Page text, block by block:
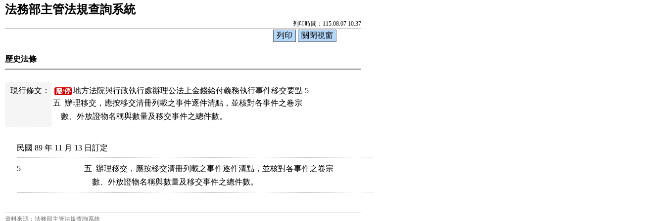
法務部主管法規查詢系統
列印時間：115.08.07 10:37
歷史法條
現行條文： 廢/停 地方法院與行政執行處辦理公法上金錢給付義務執行事件移交要點 5
五  辦理移交，應按移交清冊列載之事件逐件清點，並核對各事件之卷宗
民國 89 年 11 月 13 日訂定
5
五  辦理移交，應按移交清冊列載之事件逐件清點，並核對各事件之卷宗
資料來源：法務部主管法規查詢系統